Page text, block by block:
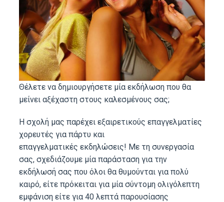
Θέλετε να δημιουργήσετε μία εκδήλωση που θα
μείνει αξέχαστη στους καλεσμένους σας;
Η σχολή μας παρέχει εξαιρετικούς επαγγελματίες
χορευτές για πάρτυ και
επαγγελματικές εκδηλώσεις! Με τη συνεργασία
σας, σχεδιάζουμε μία παράσταση για την
εκδήλωσή σας που όλοι θα θυμούνται για πολύ
καιρό, είτε πρόκειται για μία σύντομη ολιγόλεπτη
εμφάνιση είτε για 40 λεπτά παρουσίασης